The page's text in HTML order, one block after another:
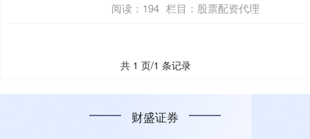
阅读： 194 栏目： 股票配资代理
共 1 页/1 条记录
财盛证券